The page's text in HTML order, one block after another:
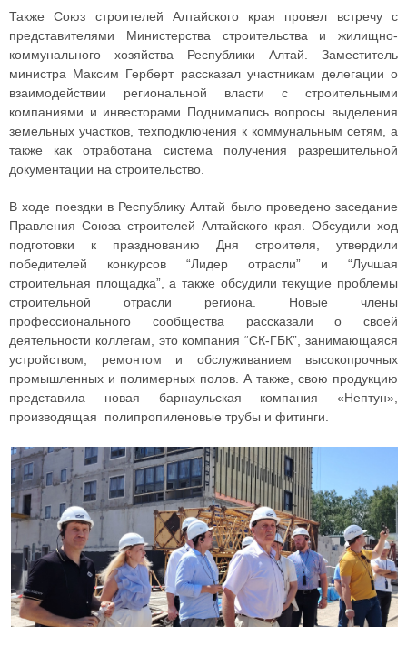
Также Союз строителей Алтайского края провел встречу с
представителями Министерства строительства и жилищно-
коммунального хозяйства Республики Алтай. Заместитель
министра Максим Герберт рассказал участникам делегации о
взаимодействии региональной власти с строительными
компаниями и инвесторами Поднимались вопросы выделения
земельных участков, техподключения к коммунальным сетям, а
также как отработана система получения разрешительной
документации на строительство.
В ходе поездки в Республику Алтай было проведено заседание
Правления Союза строителей Алтайского края. Обсудили ход
подготовки к празднованию Дня строителя, утвердили
победителей конкурсов “Лидер отрасли” и “Лучшая
строительная площадка”, а также обсудили текущие проблемы
строительной отрасли региона. Новые члены
профессионального сообщества рассказали о своей
деятельности коллегам, это компания “СК-ГБК”, занимающаяся
устройством, ремонтом и обслуживанием высокопрочных
промышленных и полимерных полов. А также, свою продукцию
представила новая барнаульская компания «Нептун»,
производящая полипропиленовые трубы и фитинги.